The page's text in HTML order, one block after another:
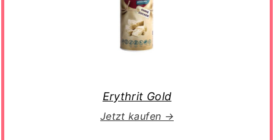
Erythrit Gold
Jetzt kaufen →